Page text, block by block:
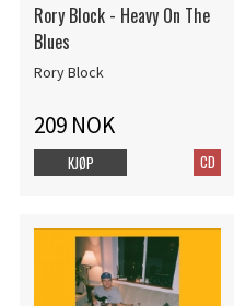
Rory Block - Heavy On The
Blues
Rory Block
209 NOK
CD
KJØP